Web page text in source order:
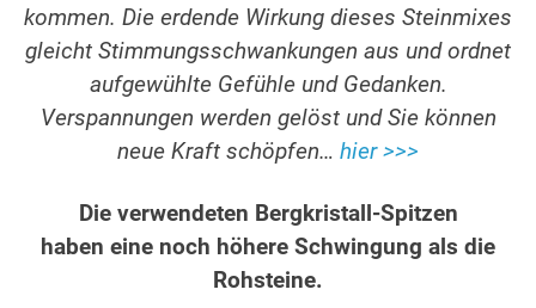
kommen. Die erdende Wirkung dieses Steinmixes
gleicht Stimmungsschwankungen aus und ordnet
aufgewühlte Gefühle und Gedanken.
Verspannungen werden gelöst und Sie können
neue Kraft schöpfen… hier >>>
Die verwendeten Bergkristall-Spitzen
haben eine noch höhere Schwingung als die
Rohsteine.